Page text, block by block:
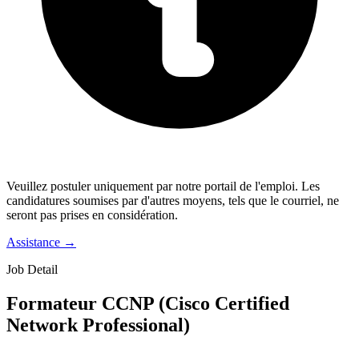
Veuillez postuler uniquement par notre portail de l'emploi. Les
candidatures soumises par d'autres moyens, tels que le courriel, ne
seront pas prises en considération.
Assistance →
Job Detail
Formateur CCNP (Cisco Certified
Network Professional)